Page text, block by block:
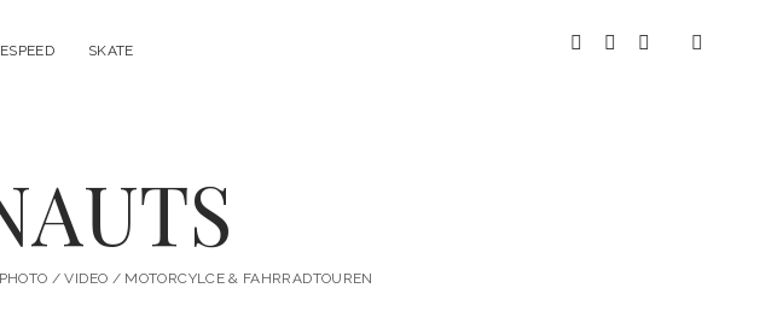
SKATE instagram
youtubespotify
/ VIDEO / MOTORCYLCE & FAHRRADTOUREN